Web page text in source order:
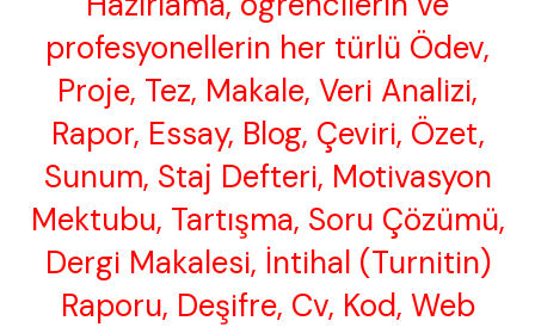
profesyonellerin her türlü Ödev,
Proje, Tez, Makale, Veri Analizi,
Rapor, Essay, Blog, Çeviri, Özet,
Sunum, Staj Defteri, Motivasyon
Mektubu, Tartışma, Soru Çözümü,
Dergi Makalesi, İntihal (Turnitin)
Raporu, Deşifre, Cv, Kod, Web